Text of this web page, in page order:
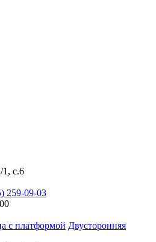
с.6
259-09-03
с платформой Двусторонняя